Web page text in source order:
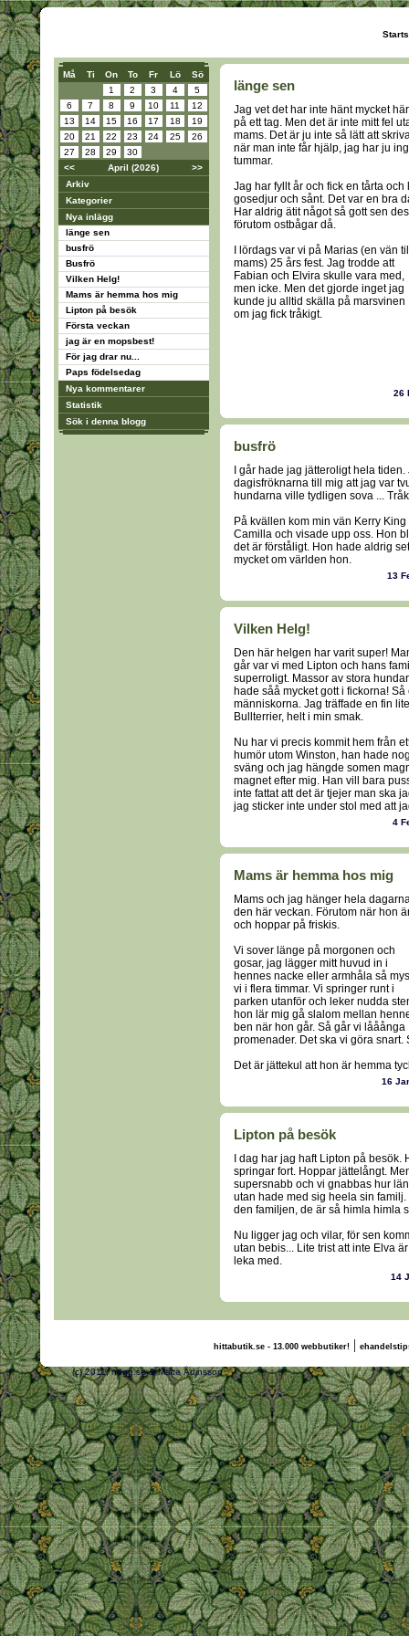
Må Ti On To Fr Lö
Sö
1
2 3 4
5
6
7 8 9 10 11
12
13
14 15 16 17 18
19
20
21 22 23 24 25
26
27
28 29
30
<<
April (2026)
>>
Arkiv
Kategorier
Nya inlägg
länge sen
busfrö
Busfrö
Vilken Helg!
Mams är hemma hos mig
Lipton på besök
Första veckan
jag är en mopsbest!
För jag drar nu...
Paps födelsedag
Nya kommentarer
Statistik
Sök i denna blogg
länge sen
Jag vet det har inte hänt mycket här
på ett tag. Men det är inte mitt fel
mams. Det är ju inte så lätt att
när man inte får hjälp, jag har ju
tummar.
Jag har fyllt år och fick en tårta och
gosedjur och sånt. Det var en bra
Har aldrig ätit något så gott sen
förutom ostbågar då.
I lördags var vi på Marias (en vän
mams) 25 års fest. Jag trodde att
Fabian och Elvira skulle vara med,
men icke. Men det gjorde inget jag
kunde ju alltid skälla på marsvinen
om jag fick tråkigt.
26
busfrö
I går hade jag jätteroligt hela
dagisfröknarna till mig att jag var
hundarna ville tydligen sova ...
På kvällen kom min vän Kerry
Camilla och visade upp oss. Hon
det är förståligt. Hon hade aldrig
mycket om världen hon.
13
Vilken Helg!
Den här helgen har varit super!
går var vi med Lipton och hans
superroligt. Massor av stora
hade såå mycket gott i fickorna!
människorna. Jag träffade en fin
Bullterrier, helt i min smak.
Nu har vi precis kommit hem från
humör utom Winston, han hade
sväng och jag hängde somen
magnet efter mig. Han vill bara
inte fattat att det är tjejer man ska
jag sticker inte under stol med att
4
Mams är hemma hos mig
Mams och jag hänger hela
den här veckan. Förutom när hon
och hoppar på friskis.
Vi sover länge på morgonen och
gosar, jag lägger mitt huvud in i
hennes nacke eller armhåla så
vi i flera timmar. Vi springer runt i
parken utanför och leker nudda
hon lär mig gå slalom mellan
ben när hon går. Så går vi lååånga
promenader. Det ska vi göra snart.
Det är jättekul att hon är hemma
16
Lipton på besök
I dag har jag haft Lipton på
springar fort. Hoppar jättelångt.
supersnabb och vi gnabbas hur
utan hade med sig heela sin
den familjen, de är så himla himla
Nu ligger jag och vilar, för sen
utan bebis... Lite trist att inte Elva
leka med.
14
hittabutik.se - 13.000 webbutiker!|
(c) 2011, nogg.se & Malte Ådinsson